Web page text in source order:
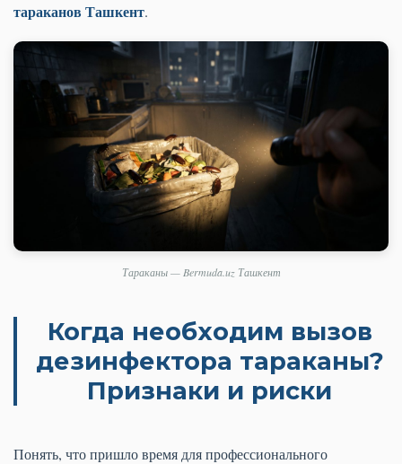
тараканов Ташкент.
Тараканы — Bermuda.uz Ташкент
Когда необходим вызов
дезинфектора тараканы?
Признаки и риски
Понять, что пришло время для профессионального